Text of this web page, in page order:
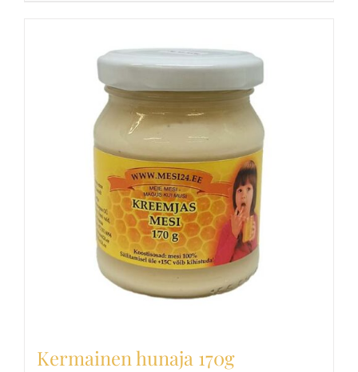
Kermainen hunaja 170g